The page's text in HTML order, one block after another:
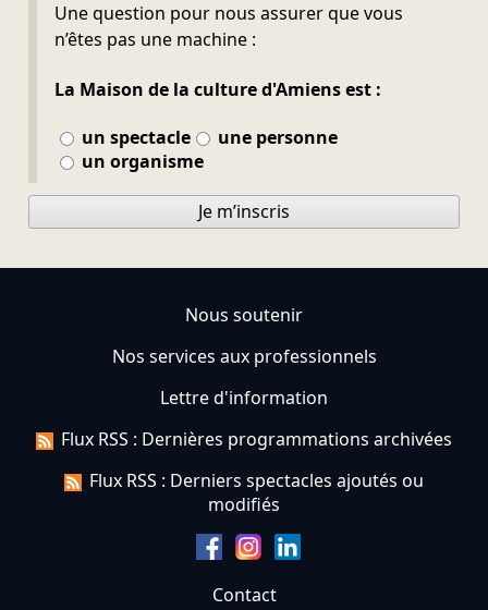
Une question pour nous assurer que vous
n’êtes pas une machine :
La Maison de la culture d'Amiens est :
un spectacle
une personne
un organisme
Ne pas remplir
Je m’inscris
Nous soutenir
Nos services aux professionnels
Lettre d'information
Flux RSS : Dernières programmations archivées
Flux RSS : Derniers spectacles ajoutés ou
modifiés
Contact